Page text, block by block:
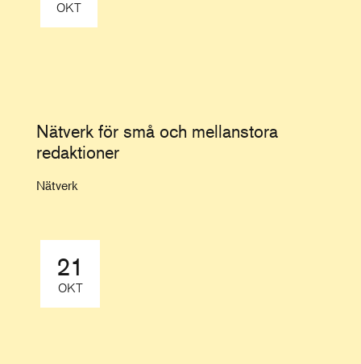
OKT
Nätverk för små och mellanstora
redaktioner
Nätverk
21
OKT